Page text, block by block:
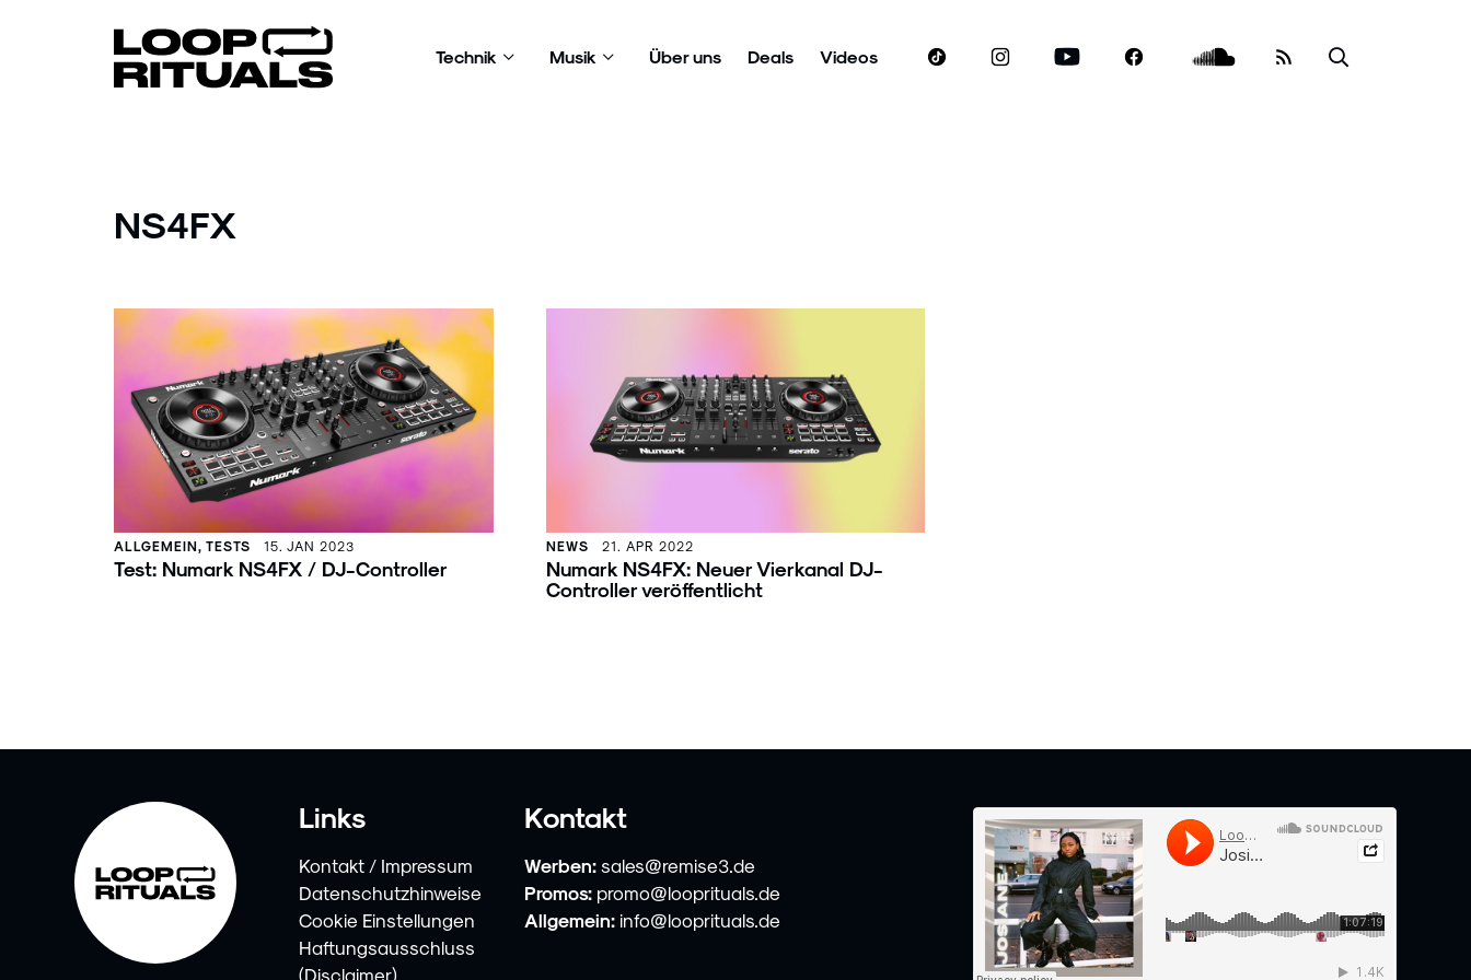
Technik Musik Über uns Deals Videos
NS4FX
ALLGEMEIN, TESTS 15. JAN 2023
Test: Numark NS4FX / DJ-Controller
NEWS 21. APR 2022
Numark NS4FX: Neuer Vierkanal DJ-
Controller veröffentlicht
Links
Kontakt / Impressum
Datenschutzhinweise
Cookie Einstellungen
Haftungsausschluss
(Disclaimer)
Kontakt
Werben: sales@remise3.de
Promos: promo@looprituals.de
Allgemein: info@looprituals.de